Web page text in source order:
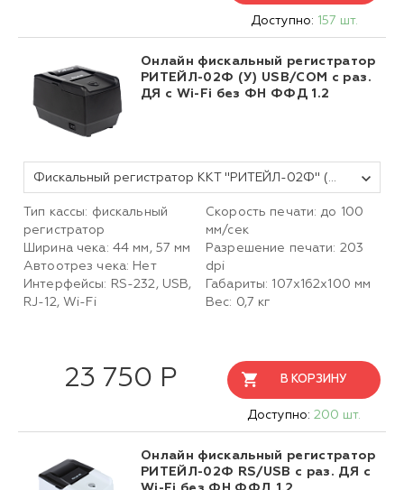
Доступно: 157 шт.
Онлайн фискальный регистратор
РИТЕЙЛ-02Ф (У) USB/COM с раз.
ДЯ c Wi-Fi без ФН ФФД 1.2
Фискальный регистратор ККТ "РИТЕЙЛ-02Ф" (У) USB/COM с раз. ДЯ c Wi-Fi (черный) без ФН
Тип кассы: фискальный
регистратор
Ширина чека: 44 мм, 57 мм
Автоотрез чека: Нет
Интерфейсы: RS-232, USB,
RJ-12, Wi-Fi
Скорость печати: до 100
мм/сек
Разрешение печати: 203
dpi
Габариты: 107х162х100 мм
Вес: 0,7 кг
23 750 Р В КОРЗИНУ
Доступно: 200 шт.
Онлайн фискальный регистратор
РИТЕЙЛ-02Ф RS/USB с раз. ДЯ с